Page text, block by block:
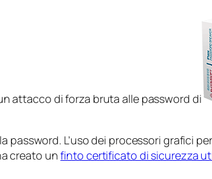
attacco di forza bruta alle password di
password. L’uso dei processori grafici
creato unfinto certificato di sicurezza